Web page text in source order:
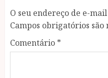
O seu endereço de e-
Campos obrigatórios são
Comentário *